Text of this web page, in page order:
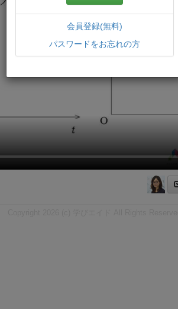
会員登録(無料)
パスワードをお忘れの方